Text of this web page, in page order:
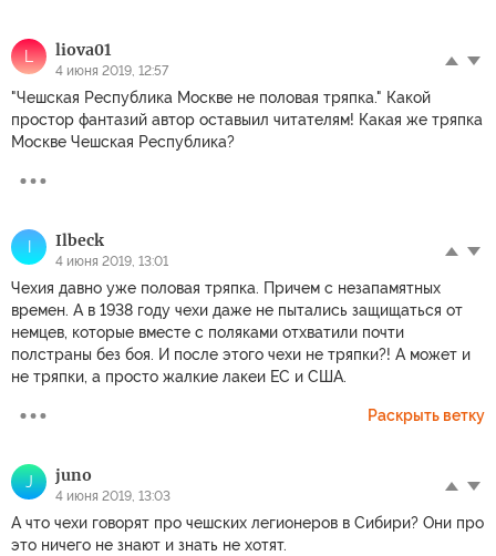
L liova01
4 июня 2019, 12:57
"Чешская Республика Москве не половая тряпка." Какой
простор фантазий автор оставыил читателям! Какая же тряпка
Москве Чешская Республика?
I Ilbeck
4 июня 2019, 13:01
Чехия давно уже половая тряпка. Причем с незапамятных
времен. А в 1938 году чехи даже не пытались защищаться от
немцев, которые вместе с поляками отхватили почти
полстраны без боя. И после этого чехи не тряпки?! А может и
не тряпки, а просто жалкие лакеи ЕС и США.
Раскрыть ветку
J juno
4 июня 2019, 13:03
А что чехи говорят про чешских легионеров в Сибири? Они про
это ничего не знают и знать не хотят.